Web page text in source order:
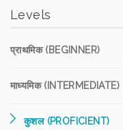
Levels
प्राथमिक (BEGINNER)
माध्यमिक (INTERMEDIATE)
कुशल (PROFICIENT)